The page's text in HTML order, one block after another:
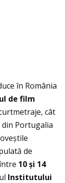
în România
de film
cât
Portugalia
de
10și 14
Institutului